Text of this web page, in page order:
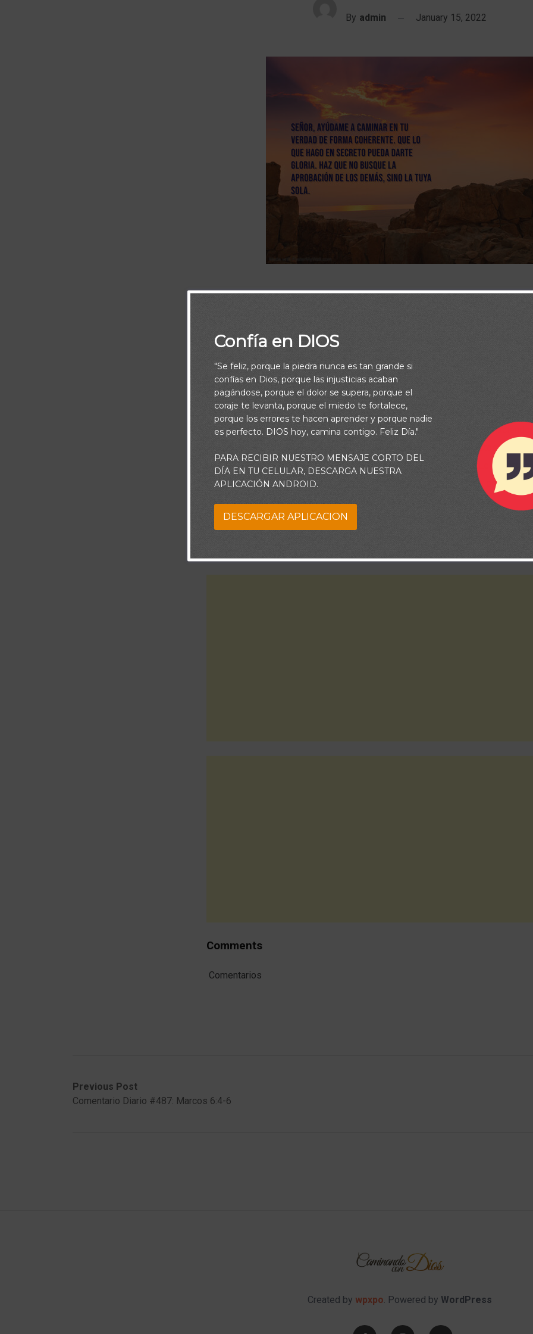
By admin January 15, 2022
Mas tú, cuando ores, entra en tu aposento, y cerrada la puerta, ora a tu Padre
secreto; y tu Padre que ve en lo secreto te recompensará en público. (Mateo
Tal vez tus sacrificios entre bambalinas pasan desapercibidos ante el mundo.
desalientes. Dios los conoce. Él oye tus oraciones y ve lo que estás haciendo
para servirle. Los tesoros eternos se almacenan en el cielo. Tus actos
recompensados. No tires la toalla pensando que no es relevante. Le importa a
agradarle a Él por encima de cualquier otro. Vive ante una audiencia de Uno
honre.
Señor, ayúdame a caminar en tu verdad de forma coherente. Que lo que hago
Comments
Comentarios
Previous Post
Comentario Diario #487: Marcos 6:4-6
Created by wpxpo. Powered by WordPress
Confía en DIOS
"Se feliz, porque la piedra nunca es tan grande si
confías en Dios, porque las injusticias acaban
pagándose, porque el dolor se supera, porque el
coraje te levanta, porque el miedo te fortalece,
porque los errores te hacen aprender y porque nadie
es perfecto. DIOS hoy, camina contigo. Feliz Día."
PARA RECIBIR NUESTRO MENSAJE CORTO DEL
DÍA EN TU CELULAR, DESCARGA NUESTRA
APLICACIÓN ANDROID.
DESCARGAR APLICACION